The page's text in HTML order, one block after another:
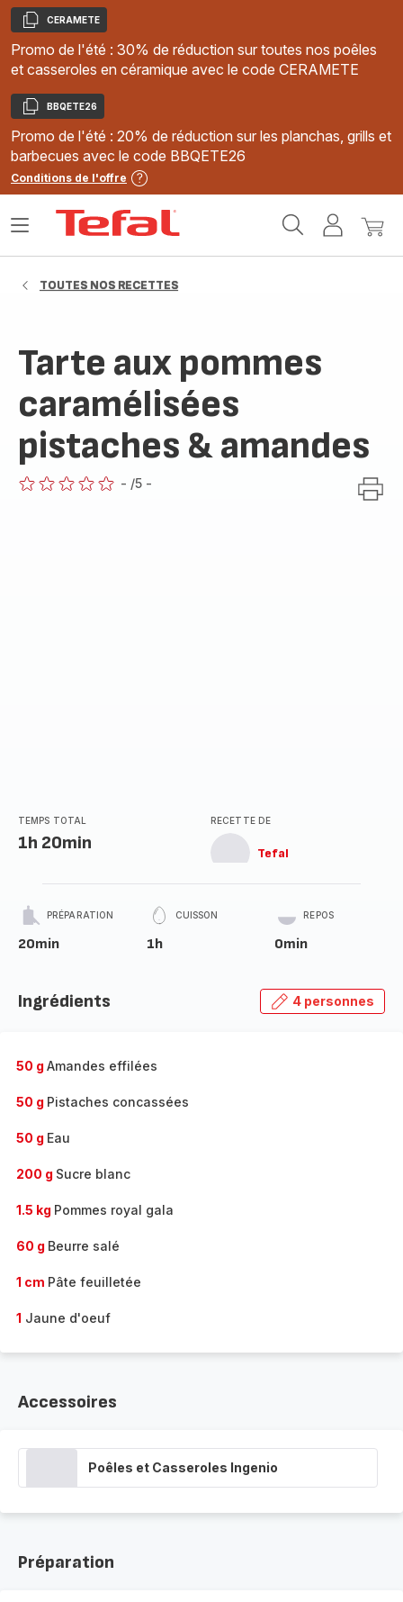
Copier
CERAMETE
Promo de l'été : 30% de réduction sur toutes nos poêles
et casseroles en céramique avec le code CERAMETE
Copier
BBQETE26
Promo de l'été : 20% de réduction sur les planchas, grills et
barbecues avec le code BBQETE26
Conditions de l'offre
MonMon
Ouvrir
TOUTES NOS RECETTES
Tarte aux pommes
caramélisées
pistaches & amandes
- /5 -
TEMPS TOTAL
1h 20min
RECETTE DE
Tefal
PRÉPARATION
20min
CUISSON
1h
REPOS
0min
Ingrédients 4 personnes
50 g Amandes effilées
50 g Pistaches concassées
50 g Eau
200 g Sucre blanc
1.5 kg Pommes royal gala
60 g Beurre salé
1 cm Pâte feuilletée
1 Jaune d'oeuf
Accessoires
Poêles et Casseroles Ingenio
Préparation